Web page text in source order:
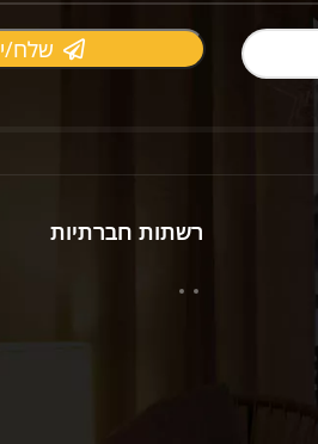
שלח/י
רשתות חברתיות